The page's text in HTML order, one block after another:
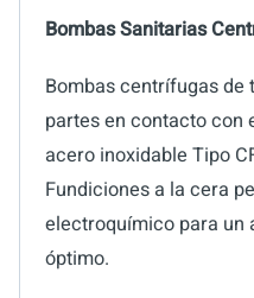
Bombas Sanitarias
Bombas centrífugas
partes en contacto con
acero inoxidable Tipo
Fundiciones a la cera
electroquímico para un
óptimo.